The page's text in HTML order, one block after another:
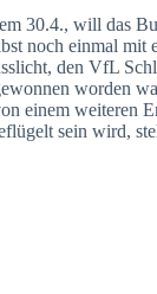
30.4., will das
noch einmal mit
den VfL
worden
einem weiteren
sein wird,